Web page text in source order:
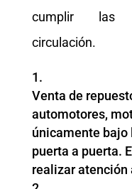
cumplir las
circulación.
Venta de
automotores,
únicamente bajo
puerta a puerta.
realizar atención